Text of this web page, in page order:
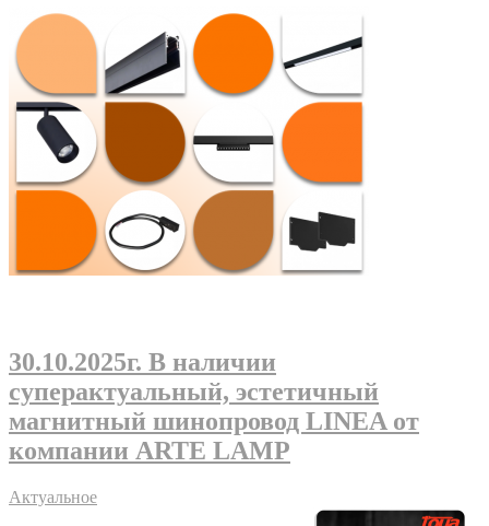
30.10.2025г. В наличии
суперактуальный, эстетичный
магнитный шинопровод LINEA от
компании ARTE LAMP
Актуальное